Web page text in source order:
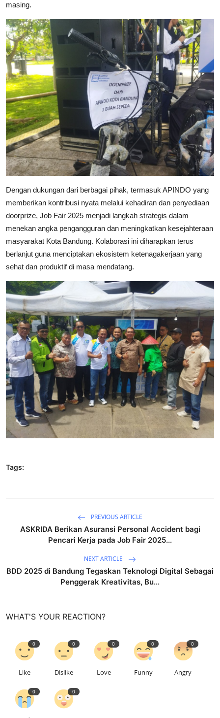
masing.
Dengan dukungan dari berbagai pihak, termasuk APINDO yang
memberikan kontribusi nyata melalui kehadiran dan penyediaan
doorprize, Job Fair 2025 menjadi langkah strategis dalam
menekan angka pengangguran dan meningkatkan kesejahteraan
masyarakat Kota Bandung. Kolaborasi ini diharapkan terus
berlanjut guna menciptakan ekosistem ketenagakerjaan yang
sehat dan produktif di masa mendatang.
Tags:
PREVIOUS ARTICLE
ASKRIDA Berikan Asuransi Personal Accident bagi
Pencari Kerja pada Job Fair 2025...
NEXT ARTICLE
BDD 2025 di Bandung Tegaskan Teknologi Digital Sebagai
Penggerak Kreativitas, Bu...
WHAT'S YOUR REACTION?
0
Like
0
Dislike
0
Love
0
Funny
0
Angry
0 0